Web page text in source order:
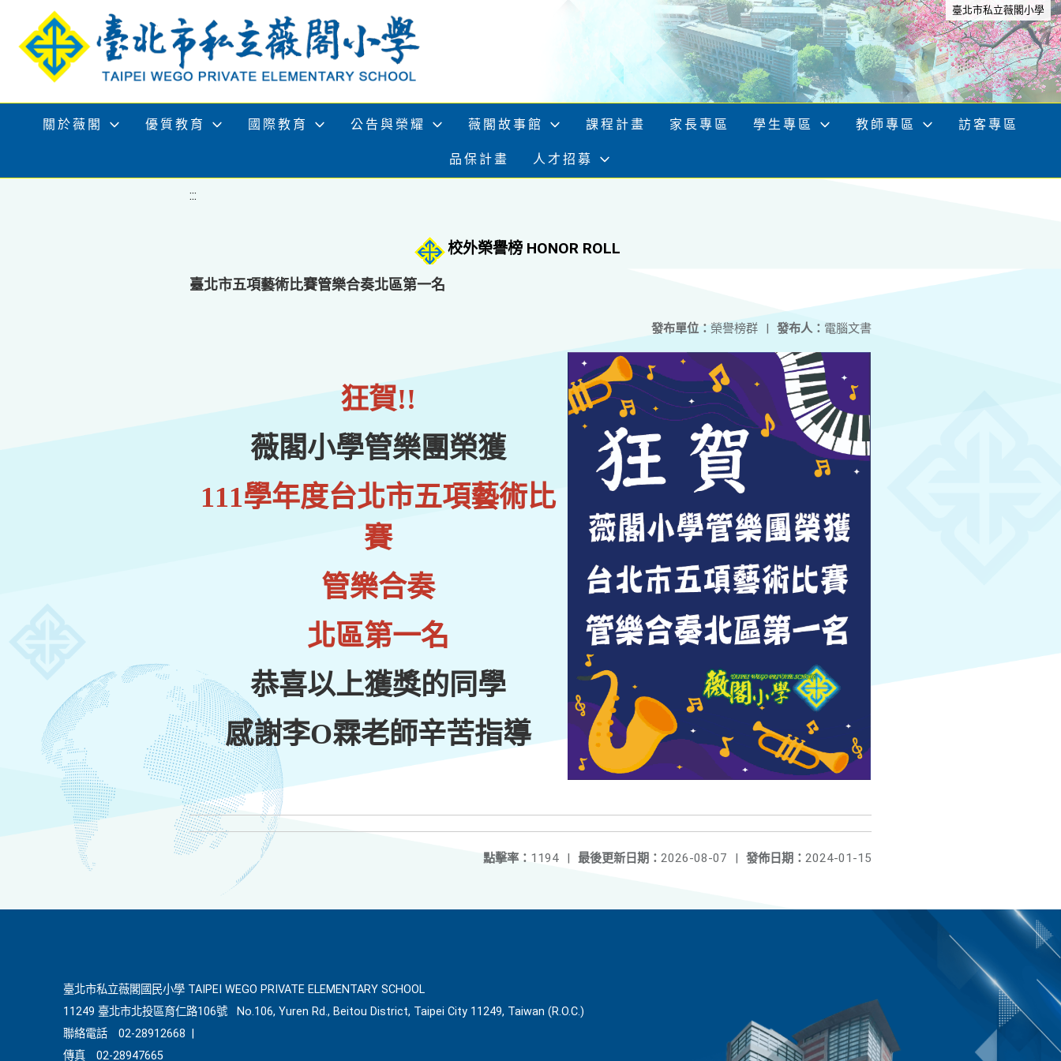
移至網頁之主要內容區位置 臺北市私立薇閣小學
關於薇閣 優質教育 國際教育 公告與榮耀 薇閣故事館 課程計畫 家長專區 學生專區 教師專區 訪客專區
品保計畫 人才招募
:::
校外榮譽榜 HONOR ROLL
臺北市五項藝術比賽管樂合奏北區第一名
發布人： 電腦文書
發布單位： 榮譽榜群 |
狂賀!!
薇閣小學管樂團榮獲
111學年度台北市五項藝術比
賽
管樂合奏
北區第一名
恭喜以上獲獎的同學
感謝李O霖老師辛苦指導
發佈日期： 2024-01-15
最後更新日期： 2026-08-07 |
點擊率： 1194 |
臺北市私立薇閣國民小學 TAIPEI WEGO PRIVATE ELEMENTARY SCHOOL
11249 臺北市北投區育仁路106號
No.106, Yuren Rd., Beitou District, Taipei City 11249, Taiwan (R.O.C.)
聯絡電話
02-28912668
傳真
02-28947665